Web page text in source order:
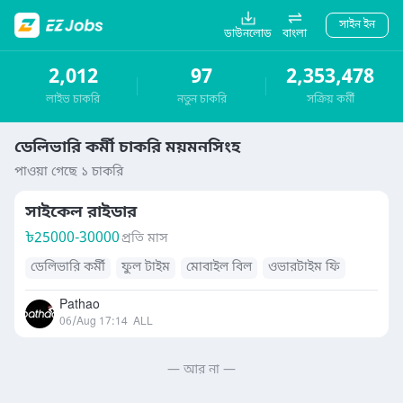
ডাউনলোড বাংলা
সাইন ইন
2,012
লাইভ চাকরি
97
নতুন চাকরি
2,353,478
সক্রিয় কর্মী
ডেলিভারি কর্মী চাকরি ময়মনসিংহ
পাওয়া গেছে ১ চাকরি
সাইকেল রাইডার
৳25000-30000প্রতি মাস
ডেলিভারি কর্মী
ফুল টাইম মোবাইল বিল ওভারটাইম ফি
Pathao
06/Aug 17:14 ALL
— আর না —